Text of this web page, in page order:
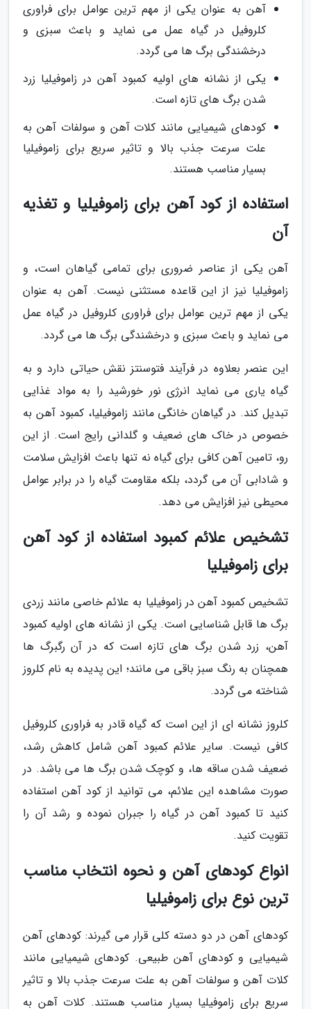
آهن به عنوان یکی از مهم ترین عوامل برای فراوری
کلروفیل در گیاه عمل می نماید و باعث سبزی و
درخشندگی برگ ها می گردد.
یکی از نشانه های اولیه کمبود آهن در زاموفیلیا زرد
شدن برگ های تازه است.
کودهای شیمیایی مانند کلات آهن و سولفات آهن به
علت سرعت جذب بالا و تاثیر سریع برای زاموفیلیا
بسیار مناسب هستند.
استفاده از کود آهن برای زاموفیلیا و تغذیه
آن
آهن یکی از عناصر ضروری برای تمامی گیاهان است، و
زاموفیلیا نیز از این قاعده مستثنی نیست. آهن به عنوان
یکی از مهم ترین عوامل برای فراوری کلروفیل در گیاه عمل
می نماید و باعث سبزی و درخشندگی برگ ها می گردد.
این عنصر بعلاوه در فرآیند فتوسنتز نقش حیاتی دارد و به
گیاه یاری می نماید انرژی نور خورشید را به مواد غذایی
تبدیل کند. در گیاهان خانگی مانند زاموفیلیا، کمبود آهن به
خصوص در خاک های ضعیف و گلدانی رایج است. از این
رو، تامین آهن کافی برای گیاه نه تنها باعث افزایش سلامت
و شادابی آن می گردد، بلکه مقاومت گیاه را در برابر عوامل
محیطی نیز افزایش می دهد.
تشخیص علائم کمبود استفاده از کود آهن
برای زاموفیلیا
تشخیص کمبود آهن در زاموفیلیا به علائم خاصی مانند زردی
برگ ها قابل شناسایی است. یکی از نشانه های اولیه کمبود
آهن، زرد شدن برگ های تازه است که در آن رگبرگ ها
همچنان به رنگ سبز باقی می مانند؛ این پدیده به نام کلروز
شناخته می گردد.
کلروز نشانه ای از این است که گیاه قادر به فراوری کلروفیل
کافی نیست. سایر علائم کمبود آهن شامل کاهش رشد،
ضعیف شدن ساقه ها، و کوچک شدن برگ ها می باشد. در
صورت مشاهده این علائم، می توانید از کود آهن استفاده
کنید تا کمبود آهن در گیاه را جبران نموده و رشد آن را
تقویت کنید.
انواع کودهای آهن و نحوه انتخاب مناسب
ترین نوع برای زاموفیلیا
کودهای آهن در دو دسته کلی قرار می گیرند: کودهای آهن
شیمیایی و کودهای آهن طبیعی. کودهای شیمیایی مانند
کلات آهن و سولفات آهن به علت سرعت جذب بالا و تاثیر
سریع برای زاموفیلیا بسیار مناسب هستند. کلات آهن به